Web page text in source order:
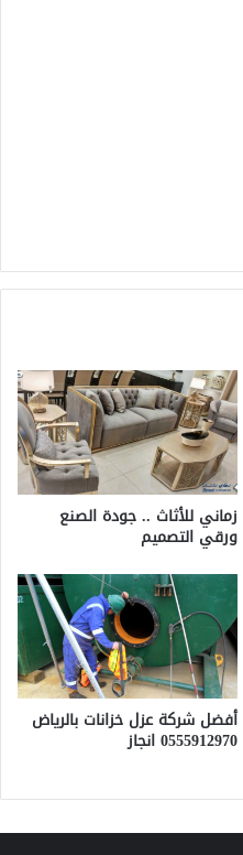
زماني للأثاث .. جودة الصنع
ورقي التصميم
أفضل شركة عزل خزانات بالرياض
0555912970 انجاز